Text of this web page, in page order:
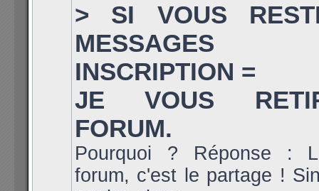
> SI VOUS
MESSAGES
INSCRIPTION =
JE VOUS
FORUM.
Pourquoi ? Réponse :
forum, c'est le partage !